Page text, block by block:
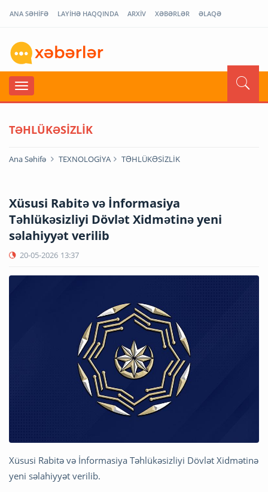
ANA SƏHİFƏ LAYİHƏ HAQQINDA ARXİV XƏBƏRLƏR ƏLAQƏ
TƏHLÜKƏSİZLİK
Ana Səhifə TEXNOLOGİYA TƏHLÜKƏSİZLİK
Xüsusi Rabitə və İnformasiya
Təhlükəsizliyi Dövlət Xidmətinə yeni
səlahiyyət verilib
20-05-2026 13:37
Xüsusi Rabitə və İnformasiya Təhlükəsizliyi Dövlət Xidmətinə
yeni səlahiyyət verilib.